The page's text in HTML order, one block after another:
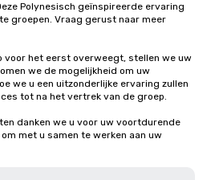
Polynesisch geïnspireerde ervaring
groepen. Vraag gerust naar meer
voor het eerst overweegt, stellen we uw
we de mogelijkheid om uw
we u een uitzonderlijke ervaring zullen
tot na het vertrek van de groep.
danken we u voor uw voortdurende
met u samen te werken aan uw